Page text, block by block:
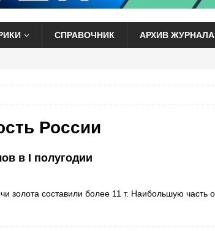
СПРАВОЧНИК АРХИВ ЖУРНАЛА
России
в I полугодии
золота составили более 11 т. Наибольшую часть